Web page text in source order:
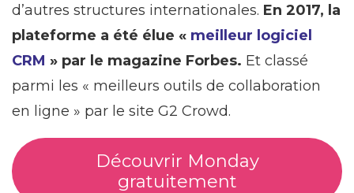
d’autres structures internationales. En 2017, la
plateforme a été élue « meilleur logiciel
CRM » par le magazine Forbes. Et classé
parmi les « meilleurs outils de collaboration
en ligne » par le site G2 Crowd.
Découvrir Monday
gratuitement